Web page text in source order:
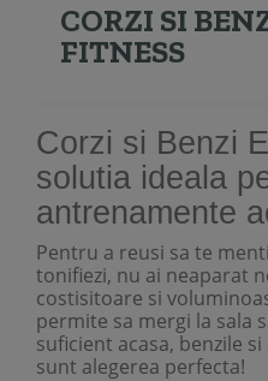
CORZI SI
FITNESS
Corzi si Benzi
solutia ideala
antrenamente
Pentru a reusi sa te
tonifiezi, nu ai neaparat
costisitoare si
permite sa mergi la sala
suficient acasa, benzile
sunt alegerea perfecta!